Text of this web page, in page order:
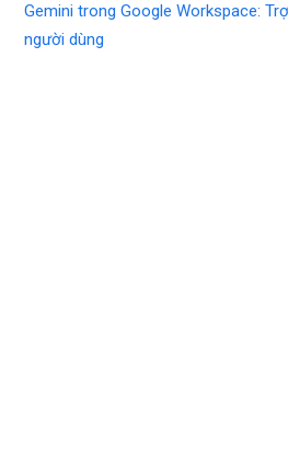
Gemini trong Google Workspace:
người dùng